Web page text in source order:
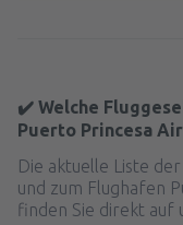
✔️ Welche
Puerto Princesa
Die aktuelle Liste
und zum Flughafen
finden Sie direkt auf